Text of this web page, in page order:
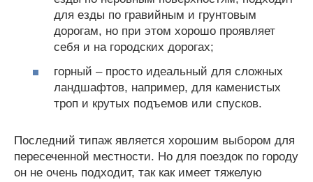
для езды по гравийным и грунтовым
дорогам, но при этом хорошо проявляет
себя и на городских дорогах;
горный – просто идеальный для сложных
ландшафтов, например, для каменистых
троп и крутых подъемов или спусков.
Последний типаж является хорошим выбором для
пересеченной местности. Но для поездок по городу
он не очень подходит, так как имеет тяжелую